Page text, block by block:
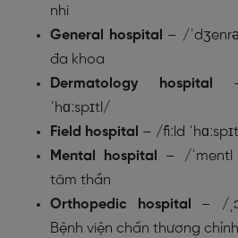
nhi
General hospital
– /
đa khoa
Dermatology hospital
ˈhɑːspɪtl/
Field hospital – /fiːld ˈhɑːspɪtl
Mental hospital
– /ˈmentl
tâm thần
Orthopedic hospital
– /
Bệnh viện chấn thương